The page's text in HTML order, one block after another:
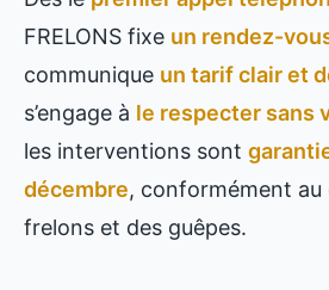
FRELONS fixe un rendez-
communique un tarif clair et
s’engage à le respecter sans
les interventions sont
décembre, conformément au
frelons et des guêpes.